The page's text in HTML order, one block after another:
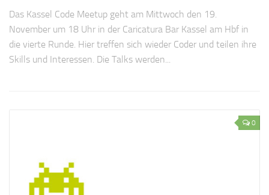
Das Kassel Code Meetup geht am Mittwoch den 19.
November um 18 Uhr in der Caricatura Bar Kassel am Hbf in
die vierte Runde. Hier treffen sich wieder Coder und teilen ihre
Skills und Interessen. Die Talks werden...
0